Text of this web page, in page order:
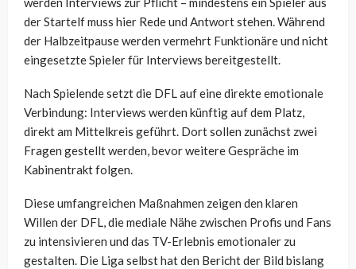
der Startelf muss hier Rede und Antwort stehen. Während
der Halbzeitpause werden vermehrt Funktionäre und nicht
eingesetzte Spieler für Interviews bereitgestellt.
Nach Spielende setzt die DFL auf eine direkte emotionale
Verbindung: Interviews werden künftig auf dem Platz,
direkt am Mittelkreis geführt. Dort sollen zunächst zwei
Fragen gestellt werden, bevor weitere Gespräche im
Kabinentrakt folgen.
Diese umfangreichen Maßnahmen zeigen den klaren
Willen der DFL, die mediale Nähe zwischen Profis und Fans
zu intensivieren und das TV-Erlebnis emotionaler zu
gestalten. Die Liga selbst hat den Bericht der Bild bislang